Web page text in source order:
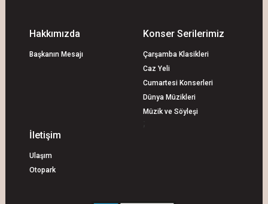
Hakkımızda
Başkanın Mesajı
Konser Serilerimiz
Çarşamba Klasikleri
Caz Yeli
Cumartesi Konserleri
Dünya Müzikleri
Müzik ve Söyleşi
İletişim
Ulaşım
Otopark